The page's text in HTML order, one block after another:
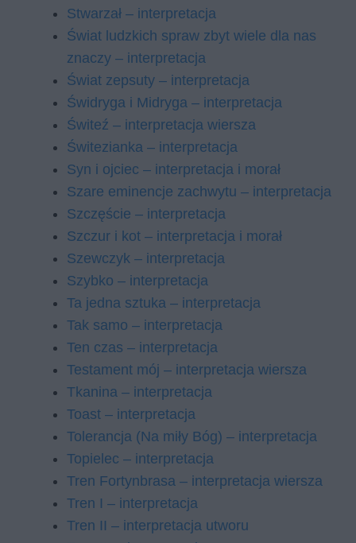
Stwarzał – interpretacja
Świat ludzkich spraw zbyt wiele dla nas
znaczy – interpretacja
Świat zepsuty – interpretacja
Świdryga i Midryga – interpretacja
Świteź – interpretacja wiersza
Świtezianka – interpretacja
Syn i ojciec – interpretacja i morał
Szare eminencje zachwytu – interpretacja
Szczęście – interpretacja
Szczur i kot – interpretacja i morał
Szewczyk – interpretacja
Szybko – interpretacja
Ta jedna sztuka – interpretacja
Tak samo – interpretacja
Ten czas – interpretacja
Testament mój – interpretacja wiersza
Tkanina – interpretacja
Toast – interpretacja
Tolerancja (Na miły Bóg) – interpretacja
Topielec – interpretacja
Tren Fortynbrasa – interpretacja wiersza
Tren I – interpretacja
Tren II – interpretacja utworu